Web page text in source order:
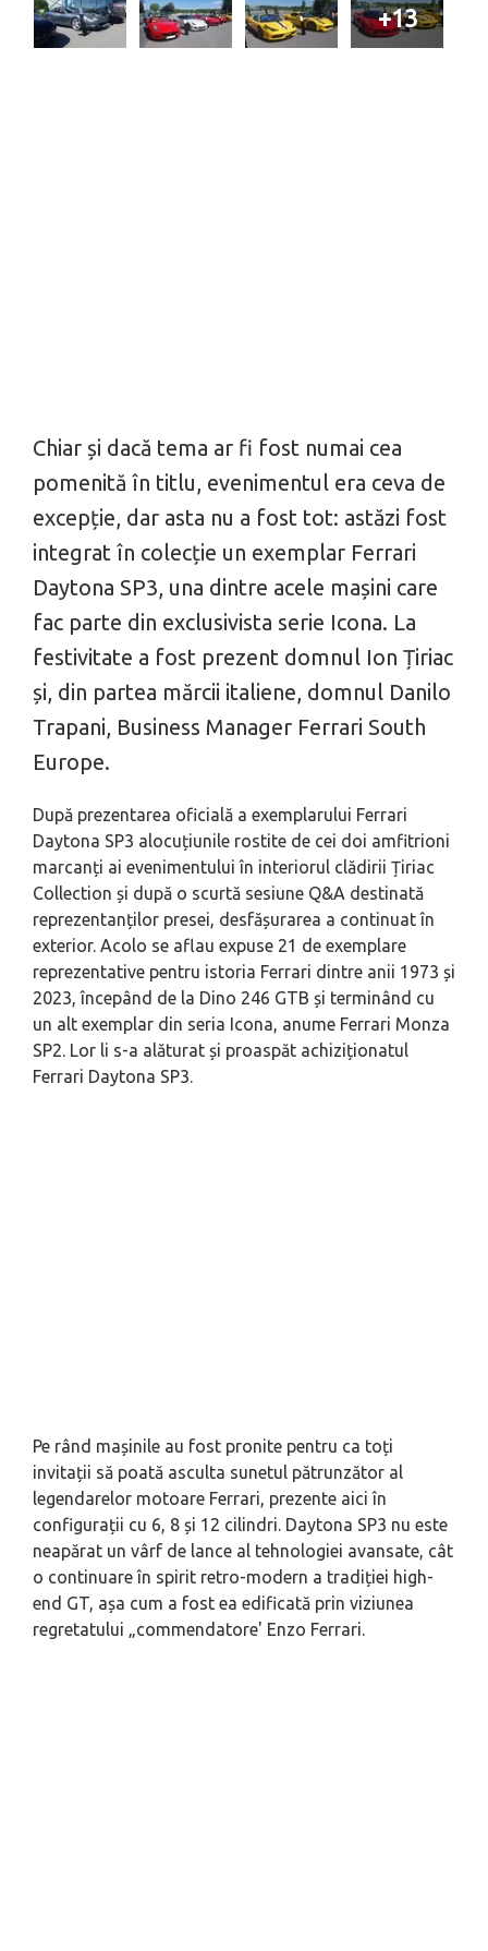
+13
Chiar și dacă tema ar fi fost numai cea
pomenită în titlu, evenimentul era ceva de
excepție, dar asta nu a fost tot: astăzi fost
integrat în colecție un exemplar Ferrari
Daytona SP3, una dintre acele mașini care
fac parte din exclusivista serie Icona. La
festivitate a fost prezent domnul Ion Țiriac
și, din partea mărcii italiene, domnul Danilo
Trapani, Business Manager Ferrari South
Europe.
După prezentarea oficială a exemplarului Ferrari
Daytona SP3 alocuțiunile rostite de cei doi amfitrioni
marcanți ai evenimentului în interiorul clădirii Țiriac
Collection și după o scurtă sesiune Q&A destinată
reprezentanților presei, desfășurarea a continuat în
exterior. Acolo se aflau expuse 21 de exemplare
reprezentative pentru istoria Ferrari dintre anii 1973 și
2023, începând de la Dino 246 GTB și terminând cu
un alt exemplar din seria Icona, anume Ferrari Monza
SP2. Lor li s-a alăturat și proaspăt achiziționatul
Ferrari Daytona SP3.
Pe rând mașinile au fost pronite pentru ca toți
invitații să poată asculta sunetul pătrunzător al
legendarelor motoare Ferrari, prezente aici în
configurații cu 6, 8 și 12 cilindri. Daytona SP3 nu este
neapărat un vârf de lance al tehnologiei avansate, cât
o continuare în spirit retro-modern a tradiției high-
end GT, așa cum a fost ea edificată prin viziunea
regretatului „commendatore' Enzo Ferrari.